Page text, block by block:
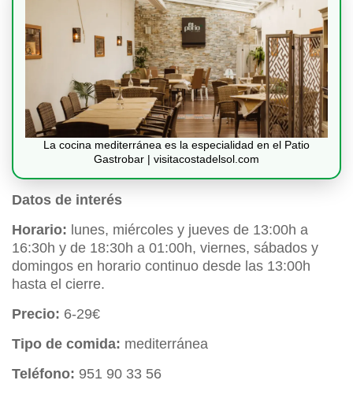
La cocina mediterránea es la especialidad en el Patio
Gastrobar | visitacostadelsol.com
Datos de interés
Horario: lunes, miércoles y jueves de 13:00h a
16:30h y de 18:30h a 01:00h, viernes, sábados y
domingos en horario continuo desde las 13:00h
hasta el cierre.
Precio: 6-29€
Tipo de comida: mediterránea
Teléfono: 951 90 33 56